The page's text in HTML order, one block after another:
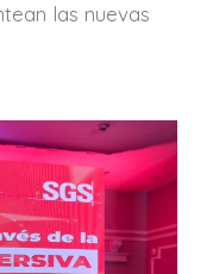
las nuevas